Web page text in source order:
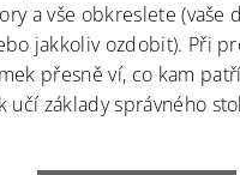
a vše obkreslete (vaše
jakkoliv ozdobit). Při
přesně ví, co kam
učí základy správného